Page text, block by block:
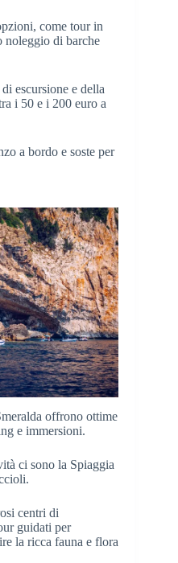
come tour in
noleggio di barche
escursione e della
i 50 e i 200 euro a
a bordo e soste per
offrono ottime
e immersioni.
ci sono la Spiaggia
centri di
guidati per
la ricca fauna e flora